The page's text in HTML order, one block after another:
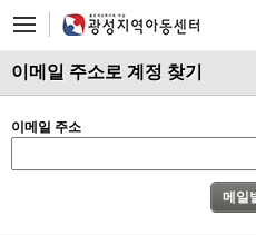
이메일 주소로 계정 찾기
이메일 주소